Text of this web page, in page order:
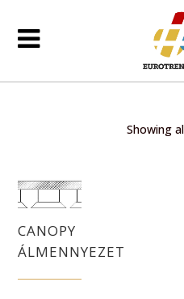
Showing
CANOPY
ÁLMENNYEZET